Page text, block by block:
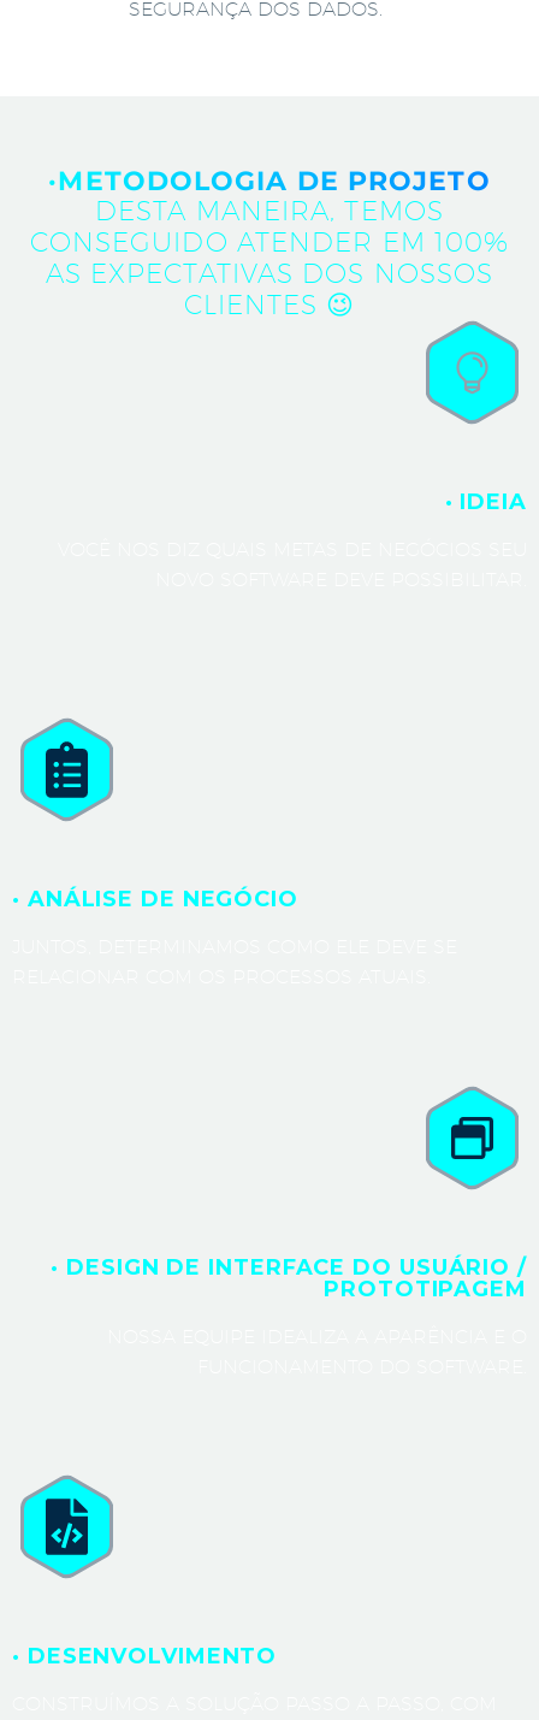
SEGURANÇA DOS DADOS.
·METODOLOGIA DE PROJETO
DESTA MANEIRA, TEMOS
CONSEGUIDO ATENDER EM 100%
AS EXPECTATIVAS DOS NOSSOS
CLIENTES 😉
· IDEIA
· ANÁLISE DE NEGÓCIO
· DESIGN DE INTERFACE DO USUÁRIO /
PROTOTIPAGEM
· DESENVOLVIMENTO